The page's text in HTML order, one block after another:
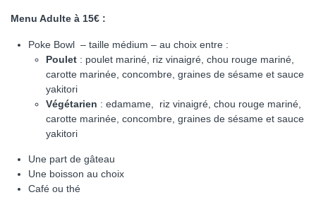
Menu Adulte à 15€ :
Poke Bowl – taille médium – au choix entre :
Poulet : poulet mariné, riz vinaigré, chou rouge mariné,
carotte marinée, concombre, graines de sésame et sauce
yakitori
Végétarien : edamame, riz vinaigré, chou rouge mariné,
carotte marinée, concombre, graines de sésame et sauce
yakitori
Une part de gâteau
Une boisson au choix
Café ou thé